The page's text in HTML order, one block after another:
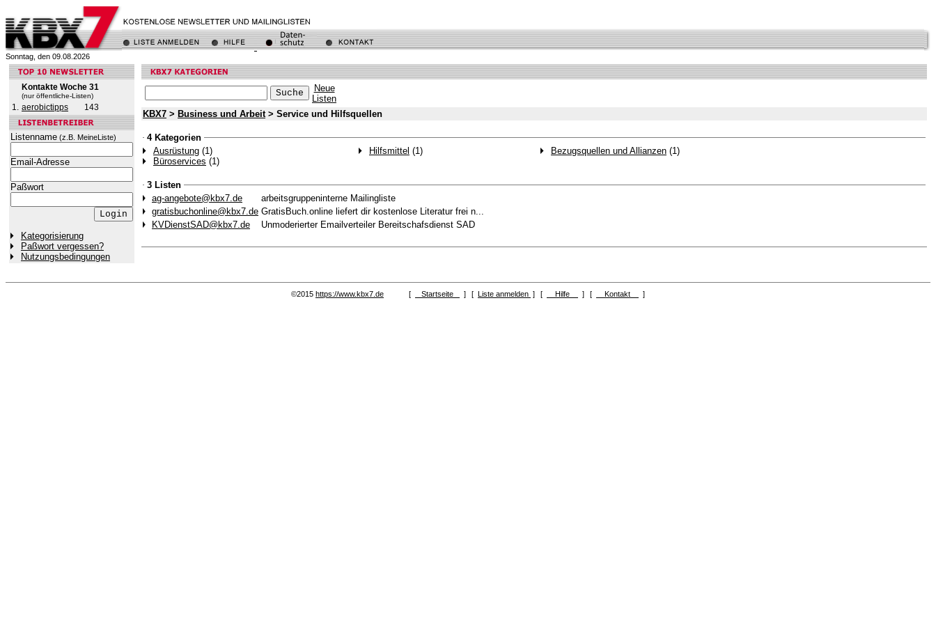
Sonntag, den 09.08.2026
Kontakte Woche 31
(nur öffentliche-Listen)
1. aerobictipps 143
Listenname (z.B. MeineListe)
Email-Adresse
Paßwort
Kategorisierung
Paßwort vergessen?
Nutzungsbedingungen
Neue
Listen
KBX7 > Business und Arbeit> Service und Hilfsquellen
4 Kategorien
Ausrüstung (1)
Büroservices (1)
Hilfsmittel (1) Bezugsquellen und Allianzen (1)
3 Listen
ag-angebote@kbx7.de
arbeitsgruppeninterne Mailingliste
gratisbuchonline@kbx7.de GratisBuch.online liefert dir kostenlose Literatur frei n...
KVDienstSAD@kbx7.de
Unmoderierter Emailverteiler Bereitschafsdienst SAD
©2015 https://www.kbx7.de [ Startseite ] [ Liste anmelden ] [ Hilfe ] [ Kontakt ]